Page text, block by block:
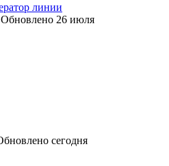
линии
Обновлено 26 июля
сегодня